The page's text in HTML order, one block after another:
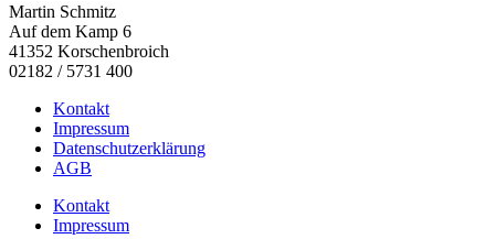
Martin Schmitz
Auf dem Kamp 6
41352 Korschenbroich
02182 / 5731 400
Kontakt
Impressum
Datenschutzerklärung
AGB
Kontakt
Impressum